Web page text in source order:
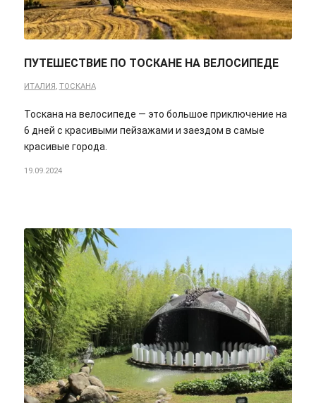
ПУТЕШЕСТВИЕ ПО ТОСКАНЕ НА ВЕЛОСИПЕДЕ
ИТАЛИЯ , ТОСКАНА
Тоскана на велосипеде — это большое приключение на
6 дней с красивыми пейзажами и заездом в самые
красивые города.
19.09.2024